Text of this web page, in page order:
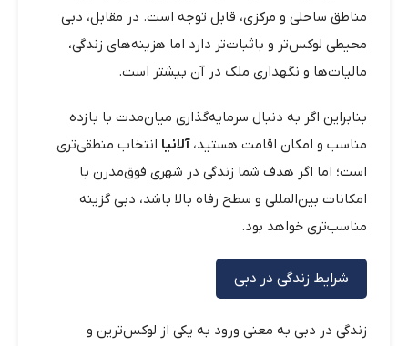
مناطق ساحلی و مرکزی، قابل توجه است. در مقابل، دبی
محیطی لوکس‌تر و باثبات‌تر دارد اما هزینه‌های زندگی،
مالیات‌ها و نگهداری ملک در آن بیشتر است.
بنابراین اگر به دنبال سرمایه‌گذاری میان‌مدت با بازده
مناسب و امکان اقامت هستید،آلانیا انتخاب منطقی‌تری
است؛ اما اگر هدف شما زندگی در شهری فوق‌مدرن با
امکانات بین‌المللی و سطح رفاه بالا باشد، دبی گزینه
مناسب‌تری خواهد بود.
شرایط زندگی در دبی
زندگی در دبی به معنی ورود به یکی از لوکس‌ترین و